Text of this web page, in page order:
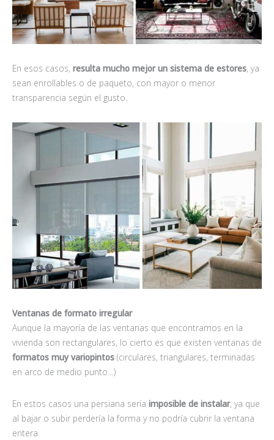
En esos casos, resulta mucho mejor un sistema de estores, ya
sean enrollables o de paqueto, con mayor o menor
transparencia según el gusto.
Ventanas de formato irregular
Aunque la mayoría de las ventanas que encontramos en la
vivienda son rectangulares, lo cierto es que existen ventanas de
formatos muy variopintos (circulares, triangulares, terminadas
en arco de medio punto…)
En estos casos una persiana sería imposible de instalar, ya que
al bajar o subir perdería la forma y no podría cubrir la ventana
entera.